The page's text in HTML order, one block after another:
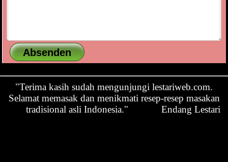
"Terima kasih sudah mengunjungi lestariweb.com.
Selamat memasak dan menikmati resep-resep masakan
tradisional asli Indonesia."
Endang Lestari